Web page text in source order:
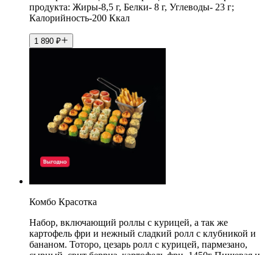
продукта: Жиры-8,5 г, Белки- 8 г, Углеводы- 23 г;
Калорийность-200 Ккал
1 890 ₽
Комбо Красотка
Набор, включающий роллы с курицей, а так же
картофель фри и нежный сладкий ролл с клубникой и
бананом. Тоторо, цезарь ролл с курицей, пармезано,